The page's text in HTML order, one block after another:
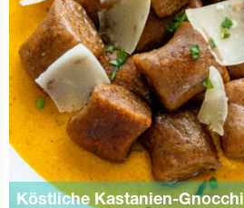
Köstliche Kastanien-Gnocchi